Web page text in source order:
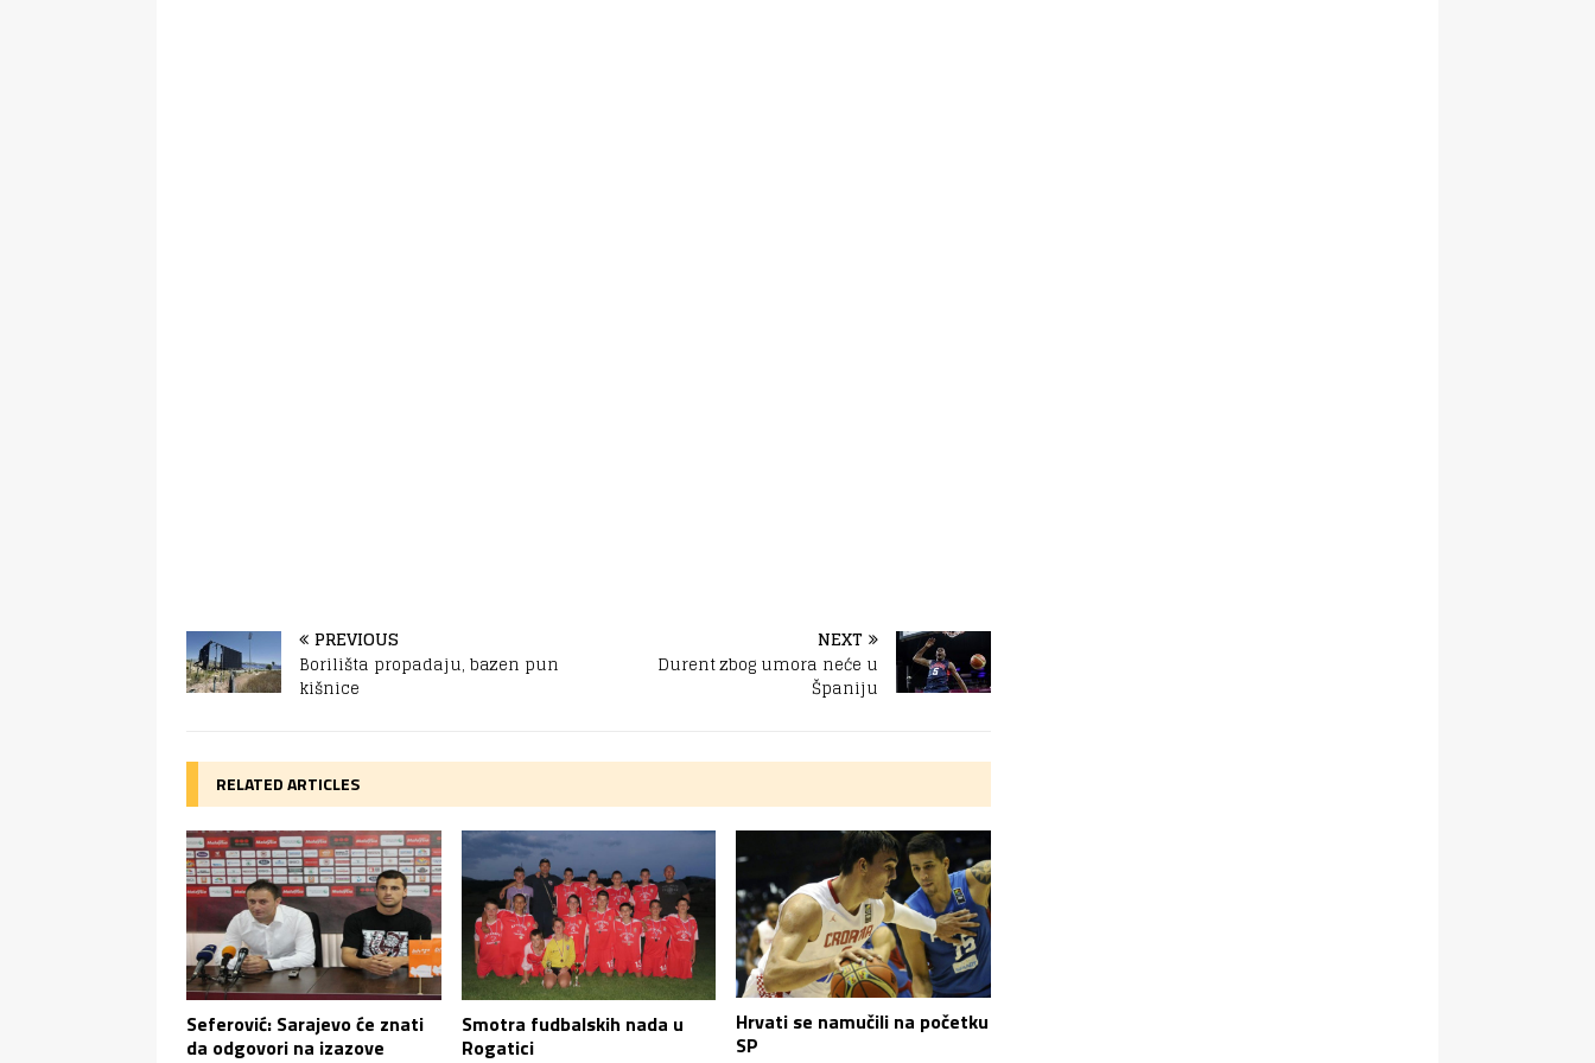
PREVIOUS
Borilišta propadaju, bazen pun
kišnice
NEXT
Durent zbog umora neće u
Španiju
RELATED ARTICLES
Seferović: Sarajevo će znati
da odgovori na izazove
Smotra fudbalskih nada u
Rogatici
Hrvati se namučili na početku
SP